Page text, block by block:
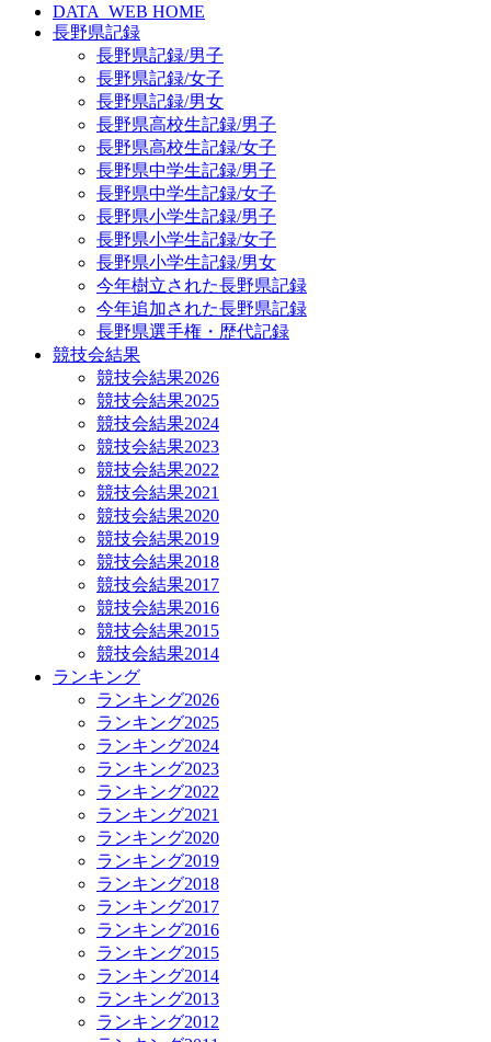
DATA_WEB HOME
長野県記録
長野県記録/男子
長野県記録/女子
長野県記録/男女
長野県高校生記録/男子
長野県高校生記録/女子
長野県中学生記録/男子
長野県中学生記録/女子
長野県小学生記録/男子
長野県小学生記録/女子
長野県小学生記録/男女
今年樹立された長野県記録
今年追加された長野県記録
長野県選手権・歴代記録
競技会結果
競技会結果2026
競技会結果2025
競技会結果2024
競技会結果2023
競技会結果2022
競技会結果2021
競技会結果2020
競技会結果2019
競技会結果2018
競技会結果2017
競技会結果2016
競技会結果2015
競技会結果2014
ランキング
ランキング2026
ランキング2025
ランキング2024
ランキング2023
ランキング2022
ランキング2021
ランキング2020
ランキング2019
ランキング2018
ランキング2017
ランキング2016
ランキング2015
ランキング2014
ランキング2013
ランキング2012